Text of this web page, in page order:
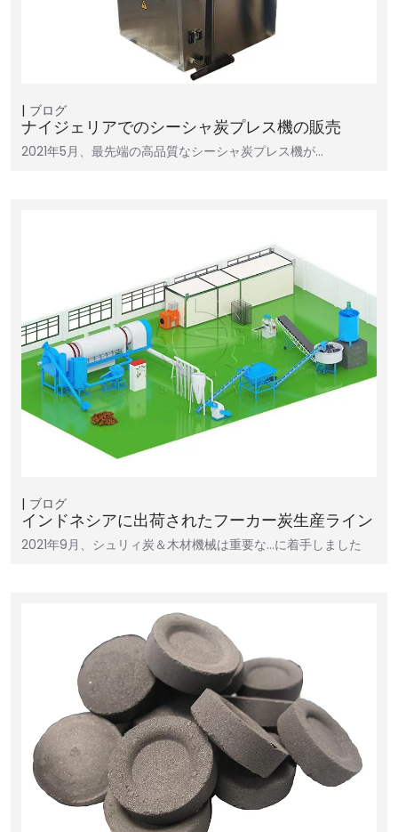
ブログ
ナイジェリアでのシーシャ炭プレス機の販売
2021年5月、最先端の高品質なシーシャ炭プレス機が…
ブログ
インドネシアに出荷されたフーカー炭生産ライン
2021年9月、シュリィ炭＆木材機械は重要な…に着手しました